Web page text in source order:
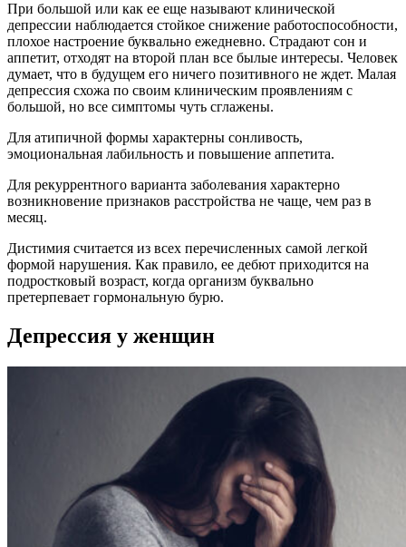
При большой или как ее еще называют клинической
депрессии наблюдается стойкое снижение работоспособности,
плохое настроение буквально ежедневно. Страдают сон и
аппетит, отходят на второй план все былые интересы. Человек
думает, что в будущем его ничего позитивного не ждет. Малая
депрессия схожа по своим клиническим проявлениям с
большой, но все симптомы чуть сглажены.
Для атипичной формы характерны сонливость,
эмоциональная лабильность и повышение аппетита.
Для рекуррентного варианта заболевания характерно
возникновение признаков расстройства не чаще, чем раз в
месяц.
Дистимия считается из всех перечисленных самой легкой
формой нарушения. Как правило, ее дебют приходится на
подростковый возраст, когда организм буквально
претерпевает гормональную бурю.
Депрессия у женщин